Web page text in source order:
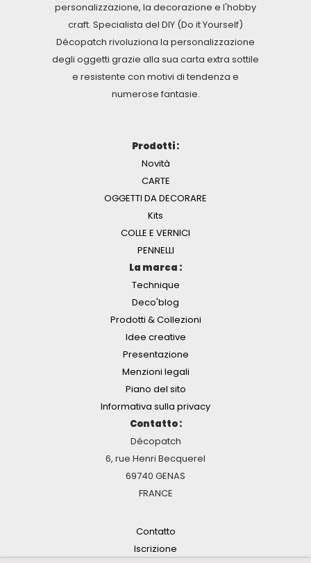
personalizzazione, la decorazione e l'hobby
craft. Specialista del DIY (Do it Yourself)
Décopatch rivoluziona la personalizzazione
degli oggetti grazie alla sua carta extra sottile
e resistente con motivi di tendenza e
numerose fantasie.
Prodotti :
Novità
CARTE
OGGETTI DA DECORARE
Kits
COLLE E VERNICI
PENNELLI
La marca :
Technique
Deco'blog
Prodotti & Collezioni
Idee creative
Presentazione
Menzioni legali
Piano del sito
Informativa sulla privacy
Contatto :
Décopatch
6, rue Henri Becquerel
69740 GENAS
FRANCE
Contatto
Iscrizione